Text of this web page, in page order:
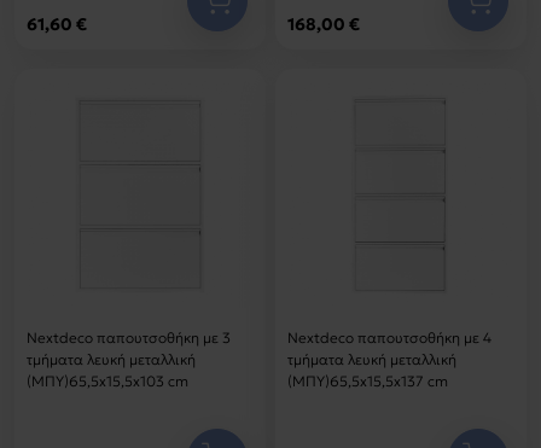
61,60 € 168,00 €
Nextdeco παπουτσοθήκη με 3
τμήματα λευκή μεταλλική
(ΜΠΥ)65,5x15,5x103 cm
Nextdeco παπουτσοθήκη με 4
τμήματα λευκή μεταλλική
(ΜΠΥ)65,5x15,5x137 cm